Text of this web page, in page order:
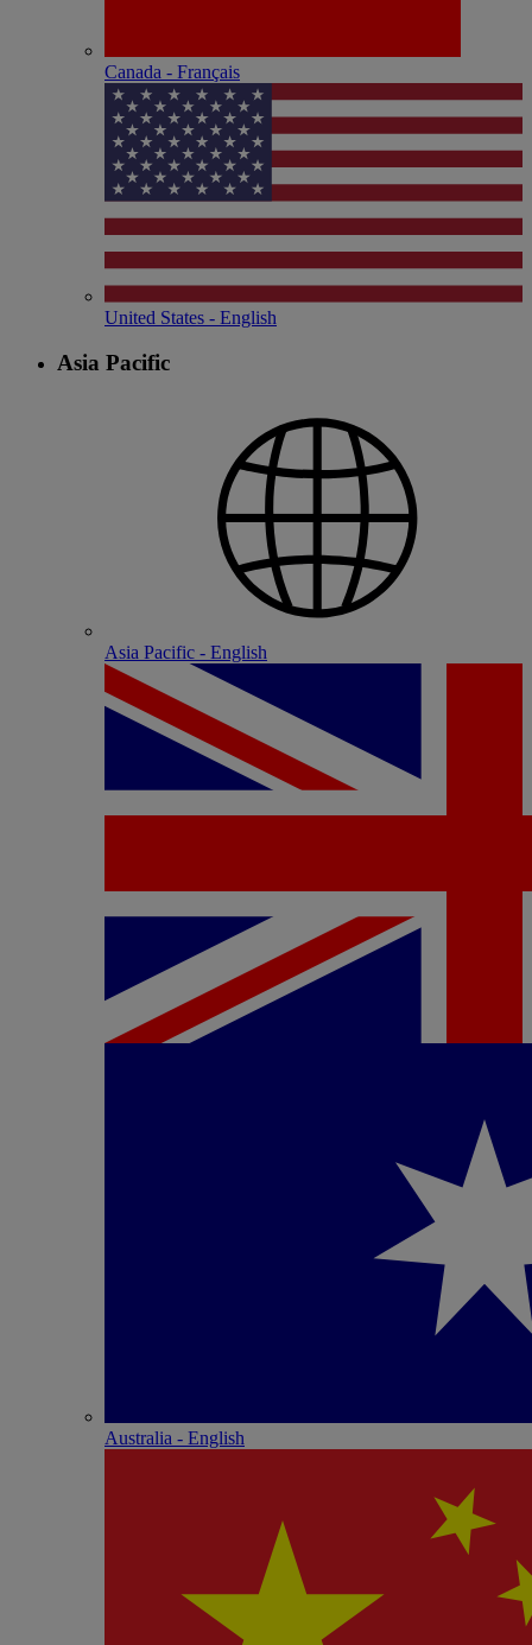
Canada - Français
United States - English
Asia Pacific
Asia Pacific - English
Australia - English